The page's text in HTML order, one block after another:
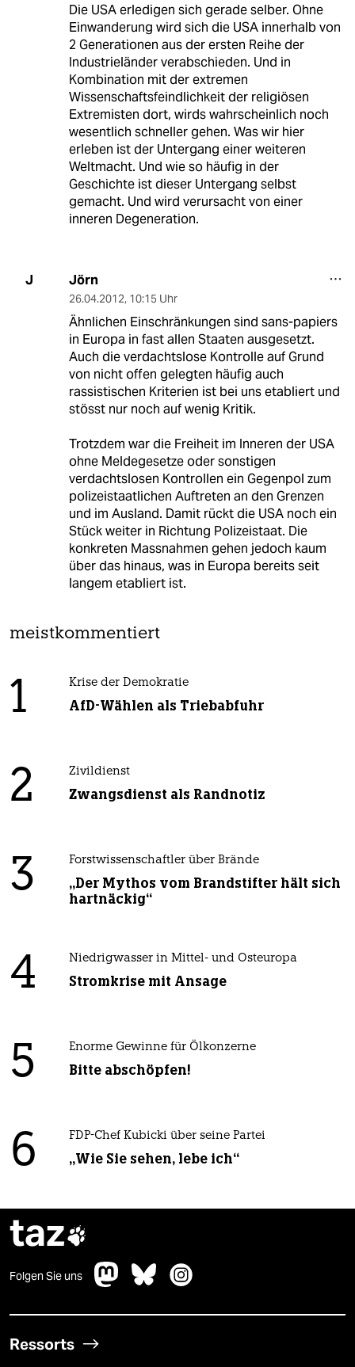
Die USA erledigen sich gerade selber. Ohne
Einwanderung wird sich die USA innerhalb von
2 Generationen aus der ersten Reihe der
Industrieländer verabschieden. Und in
Kombination mit der extremen
Wissenschaftsfeindlichkeit der religiösen
Extremisten dort, wirds wahrscheinlich noch
wesentlich schneller gehen. Was wir hier
erleben ist der Untergang einer weiteren
Weltmacht. Und wie so häufig in der
Geschichte ist dieser Untergang selbst
gemacht. Und wird verursacht von einer
inneren Degeneration.
J Jörn
26.04.2012, 10:15 Uhr
Ähnlichen Einschränkungen sind sans-papiers
in Europa in fast allen Staaten ausgesetzt.
Auch die verdachtslose Kontrolle auf Grund
von nicht offen gelegten häufig auch
rassistischen Kriterien ist bei uns etabliert und
stösst nur noch auf wenig Kritik.
Trotzdem war die Freiheit im Inneren der USA
ohne Meldegesetze oder sonstigen
verdachtslosen Kontrollen ein Gegenpol zum
polizeistaatlichen Auftreten an den Grenzen
und im Ausland. Damit rückt die USA noch ein
Stück weiter in Richtung Polizeistaat. Die
konkreten Massnahmen gehen jedoch kaum
über das hinaus, was in Europa bereits seit
langem etabliert ist.
meistkommentiert
1 Krise der Demokratie
AfD-Wählen als Triebabfuhr
2 Zivildienst
Zwangsdienst als Randnotiz
3 Forstwissenschaftler über Brände
„Der Mythos vom Brandstifter hält sich
hartnäckig“
4 Niedrigwasser in Mittel- und Osteuropa
Stromkrise mit Ansage
5 Enorme Gewinne für Ölkonzerne
Bitte abschöpfen!
6 FDP-Chef Kubicki über seine Partei
„Wie Sie sehen, lebe ich“
taz
Folgen Sie uns
Ressorts